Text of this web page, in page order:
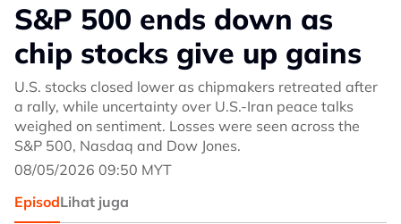
S&P 500 ends down as
chip stocks give up gains
U.S. stocks closed lower as chipmakers retreated after
a rally, while uncertainty over U.S.-Iran peace talks
weighed on sentiment. Losses were seen across the
S&P 500, Nasdaq and Dow Jones.
08/05/2026 09:50 MYT
EpisodLihat juga